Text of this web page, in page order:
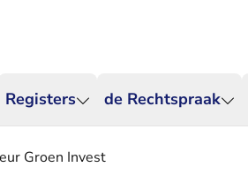
Registers de Rechtspraak
Groen Invest